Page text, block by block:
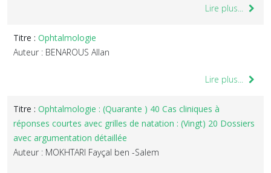
Lire plus...
Titre : Ophtalmologie
Auteur : BENAROUS Allan
Lire plus...
Titre : Ophtalmologie : (Quarante ) 40 Cas cliniques à
réponses courtes avec grilles de natation : (Vingt) 20 Dossiers
avec argumentation détaillée
Auteur : MOKHTARI Fayçal ben -Salem